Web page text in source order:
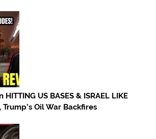
US BASES & ISRAEL LIKE
Trump’s Oil War Backfires